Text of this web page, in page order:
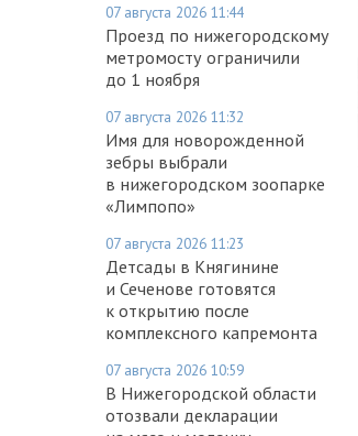
07 августа 2026 11:44
Проезд по нижегородскому
метромосту ограничили
до 1 ноября
07 августа 2026 11:32
Имя для новорожденной
зебры выбрали
в нижегородском зоопарке
«Лимпопо»
07 августа 2026 11:23
Детсады в Княгинине
и Сеченове готовятся
к открытию после
комплексного капремонта
07 августа 2026 10:59
В Нижегородской области
отозвали декларации